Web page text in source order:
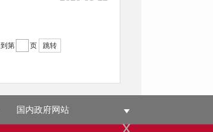
x
到第 页 跳转
国内政府网站